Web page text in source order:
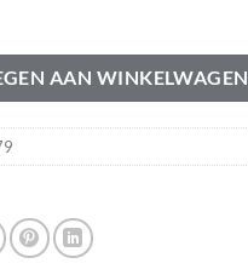
AAN WINKELWAGEN